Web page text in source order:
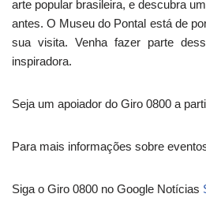
arte popular brasileira, e descubra
antes. O Museu do Pontal está de
sua visita. Venha fazer parte
inspiradora.
Seja um apoiador do Giro 0800 a
Para mais informações sobre
Siga o Giro 0800 no Google Notícias